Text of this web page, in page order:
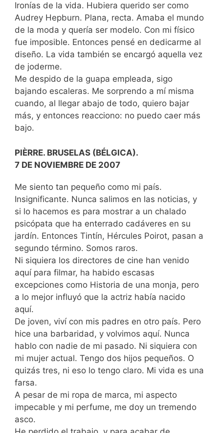
Ironías de la vida. Hubiera querido ser como
Audrey Hepburn. Plana, recta. Amaba el mundo
de la moda y quería ser modelo. Con mi físico
fue imposible. Entonces pensé en dedicarme al
diseño. La vida también se encargó aquella vez
de joderme.
Me despido de la guapa empleada, sigo
bajando escaleras. Me sorprendo a mí misma
cuando, al llegar abajo de todo, quiero bajar
más, y entonces reacciono: no puedo caer más
bajo.
PIÈRRE. BRUSELAS (BÉLGICA).
7 DE NOVIEMBRE DE 2007
Me siento tan pequeño como mi país.
Insignificante. Nunca salimos en las noticias, y
si lo hacemos es para mostrar a un chalado
psicópata que ha enterrado cadáveres en su
jardín. Entonces Tintín, Hércules Poirot, pasan a
segundo término. Somos raros.
Ni siquiera los directores de cine han venido
aquí para filmar, ha habido escasas
excepciones como Historia de una monja, pero
a lo mejor influyó que la actriz había nacido
aquí.
De joven, viví con mis padres en otro país. Pero
hice una barbaridad, y volvimos aquí. Nunca
hablo con nadie de mi pasado. Ni siquiera con
mi mujer actual. Tengo dos hijos pequeños. O
quizás tres, ni eso lo tengo claro. Mi vida es una
farsa.
A pesar de mi ropa de marca, mi aspecto
impecable y mi perfume, me doy un tremendo
asco.